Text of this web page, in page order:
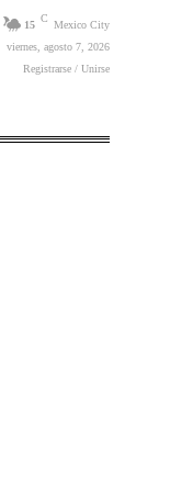
15
C
Mexico City
viernes, agosto 7, 2026
Registrarse / Unirse